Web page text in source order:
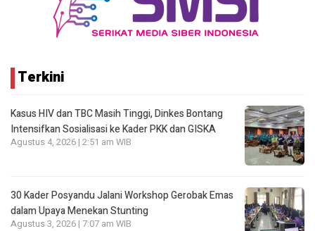
Terkini
Kasus HIV dan TBC Masih Tinggi, Dinkes Bontang
Intensifkan Sosialisasi ke Kader PKK dan GISKA
Agustus 4, 2026 | 2:51 am WIB
30 Kader Posyandu Jalani Workshop Gerobak Emas
dalam Upaya Menekan Stunting
Agustus 3, 2026 | 7:07 am WIB